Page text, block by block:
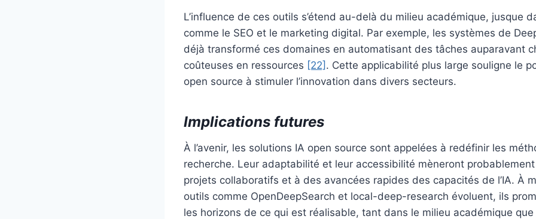
L’influence de ces outils s’étend au-delà du milieu académique, jusque
comme le SEO et le marketing digital. Par exemple, les systèmes de
déjà transformé ces domaines en automatisant des tâches auparavant
coûteuses en ressources [22] . Cette applicabilité plus large souligne le
open source à stimuler l’innovation dans divers secteurs.
Implications futures
À l’avenir, les solutions IA open source sont appelées à redéfinir les
recherche. Leur adaptabilité et leur accessibilité mèneront
projets collaboratifs et à des avancées rapides des capacités de l’IA. À
outils comme OpenDeepSearch et local-deep-research évoluent, ils
les horizons de ce qui est réalisable, tant dans le milieu académique